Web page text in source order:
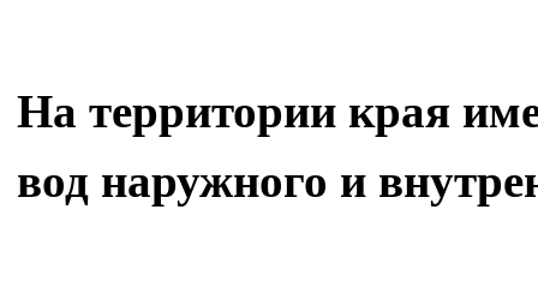
На территории края
вод наружного и